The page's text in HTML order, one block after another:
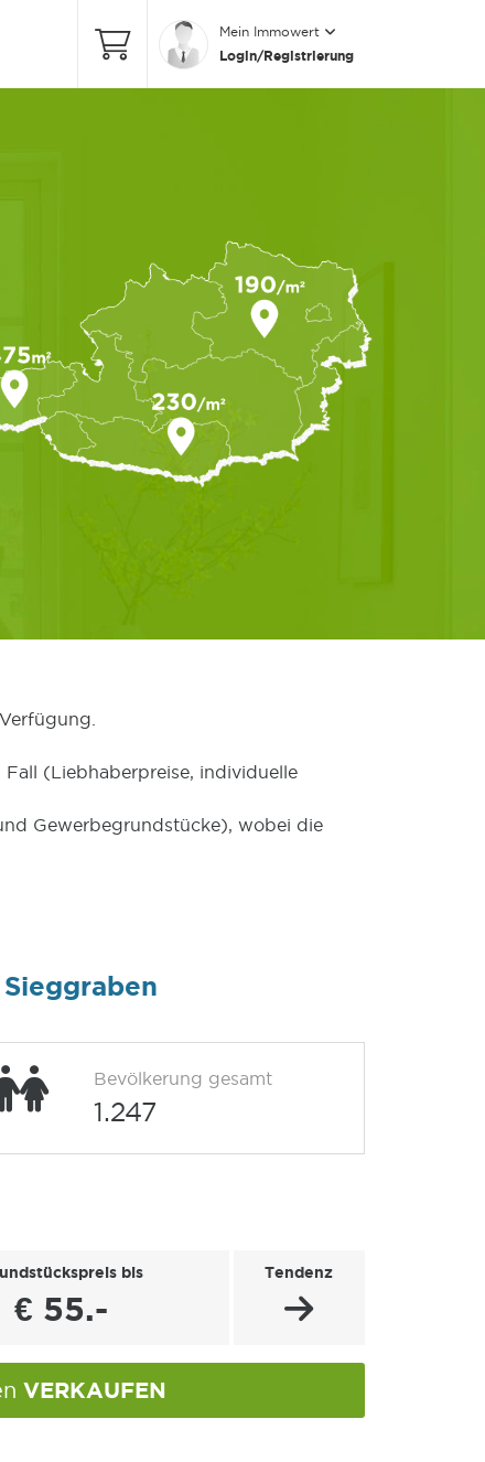
Mein Immowert
Login/Registrierung
(Liebhaberpreise, individuelle
Gewerbegrundstücke), wobei die
Bevölkerung gesamt
1.247
bis
€ 55.-
Tendenz
VERKAUFEN